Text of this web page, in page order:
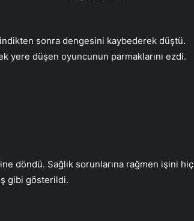
sonra dengesini kaybederek düştü.
yere düşen oyuncunun parmaklarını ezdi.
döndü. Sağlık sorunlarına rağmen işini hiç
gibi gösterildi.